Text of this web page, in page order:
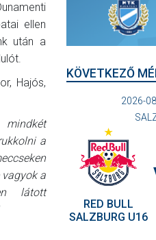
ellen
után a
Hajós,
mindkét
a
a
látott
KÖVETKEZŐ
2026-
RED BULL
SALZBURG U16